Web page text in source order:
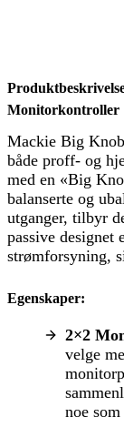
Monitorkontroller
Mackie Big
både proff- og
med en «Big
balanserte og
utganger, tilbyr
passive designet
strømforsyning,
Egenskaper:
2×2
velge
noe